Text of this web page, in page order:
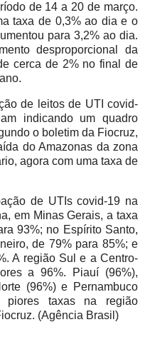
de 14 a 20 de março.
taxa de 0,3% ao dia e o
para 3,2% ao dia.
desproporcional da
cerca de 2% no final de
de leitos de UTI covid-
indicando um quadro
o boletim da Fiocruz,
do Amazonas da zona
agora com uma taxa de
de UTIs covid-19 na
em Minas Gerais, a taxa
93%; no Espírito Santo,
de 79% para 85%; e
A região Sul e a Centro-
a 96%. Piauí (96%),
(96%) e Pernambuco
piores taxas na região
(Agência Brasil)